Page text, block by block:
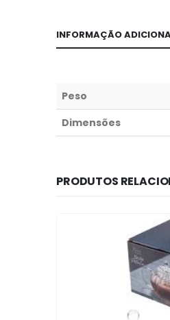
INFORMAÇÃO
Peso
Dimensões
PRODUTOS